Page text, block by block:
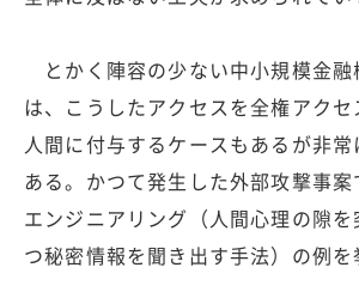
とかく陣容の少ない中小規模金融
は、こうしたアクセスを全権アク
人間に付与するケースもあるが非
ある。かつて発生した外部攻撃事
エンジニアリング（人間心理の隙
つ秘密情報を聞き出す手法）の例を